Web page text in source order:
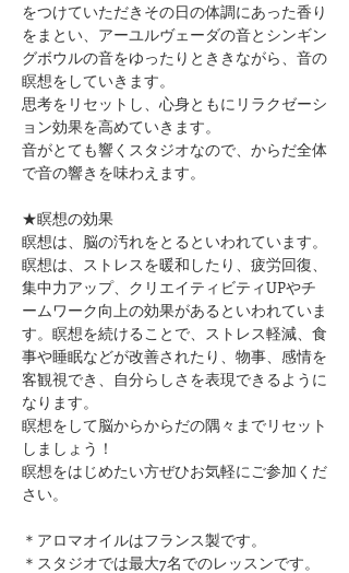
をつけていただきその日の体調にあった香り
をまとい、アーユルヴェーダの音とシンギン
グボウルの音をゆったりとききながら、音の
瞑想をしていきます。
思考をリセットし、心身ともにリラクゼーシ
ョン効果を高めていきます。
音がとても響くスタジオなので、からだ全体
で音の響きを味わえます。
★瞑想の効果
瞑想は、脳の汚れをとるといわれています。
瞑想は、ストレスを暖和したり、疲労回復、
集中力アップ、クリエイティビティUPやチ
ームワーク向上の効果があるといわれていま
す。瞑想を続けることで、ストレス軽減、食
事や睡眠などが改善されたり、物事、感情を
客観視でき、自分らしさを表現できるように
なります。
瞑想をして脳からからだの隅々までリセット
しましょう！
瞑想をはじめたい方ぜひお気軽にご参加くだ
さい。
＊アロマオイルはフランス製です。
＊スタジオでは最大7名でのレッスンです。